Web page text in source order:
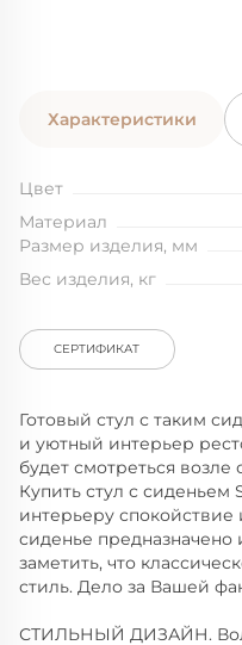
Характеристики
Цвет
Материал
Размер изделия, мм
Вес изделия, кг
СЕРТИФИКАТ
Готовый стул с таким
и уютный интерьер
будет смотреться возле
Купить стул с сиденьем
интерьеру спокойствие
сиденье предназначено
заметить, что
стиль. Дело за Вашей
СТИЛЬНЫЙ ДИЗАЙН.